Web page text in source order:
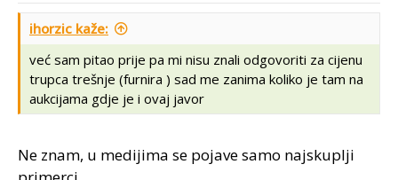
ihorzic kaže:
već sam pitao prije pa mi nisu znali odgovoriti za cijenu
trupca trešnje (furnira ) sad me zanima koliko je tam na
aukcijama gdje je i ovaj javor
Ne znam, u medijima se pojave samo najskuplji